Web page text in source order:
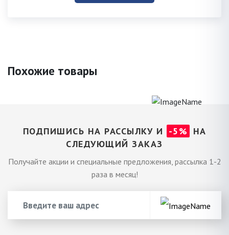
Похожие товары
ПОДПИШИСЬ НА РАССЫЛКУ И -5%
НА
СЛЕДУЮЩИЙ ЗАКАЗ
Получайте акции и специальные предложения, рассылка 1-2
раза в месяц!